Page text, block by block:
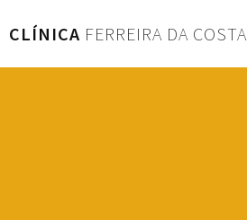
CLÍNICA FERREIRA DA COSTA